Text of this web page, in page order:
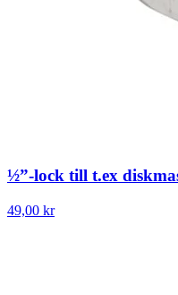
½”-lock till t.ex
49,00 kr